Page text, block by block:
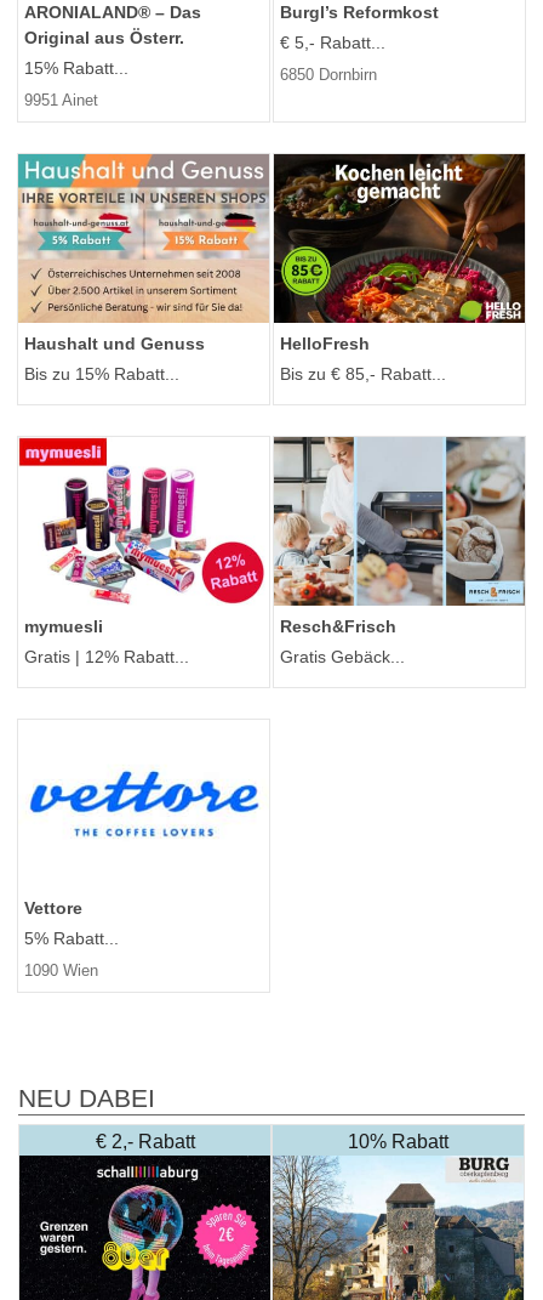
ARONIALAND® – Das
Original aus Österr.
15% Rabatt...
9951 Ainet
Burgl’s Reformkost
€ 5,- Rabatt...
6850 Dornbirn
Haushalt und Genuss
Bis zu 15% Rabatt...
HelloFresh
Bis zu € 85,- Rabatt...
mymuesli
Gratis | 12% Rabatt...
Resch&Frisch
Gratis Gebäck...
Vettore
5% Rabatt...
1090 Wien
NEU DABEI
€ 2,- Rabatt 10% Rabatt